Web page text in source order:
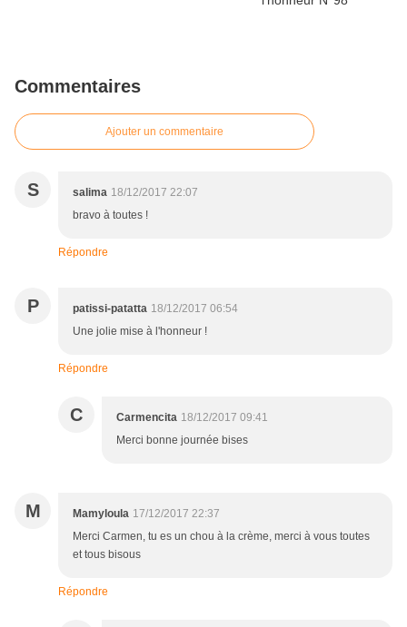
Commentaires
Ajouter un commentaire
S salima 18/12/2017 22:07
bravo à toutes !
Répondre
P patissi-patatta 18/12/2017 06:54
Une jolie mise à l'honneur !
Répondre
C Carmencita 18/12/2017 09:41
Merci bonne journée bises
M Mamyloula 17/12/2017 22:37
Merci Carmen, tu es un chou à la crème, merci à vous toutes
et tous bisous
Répondre